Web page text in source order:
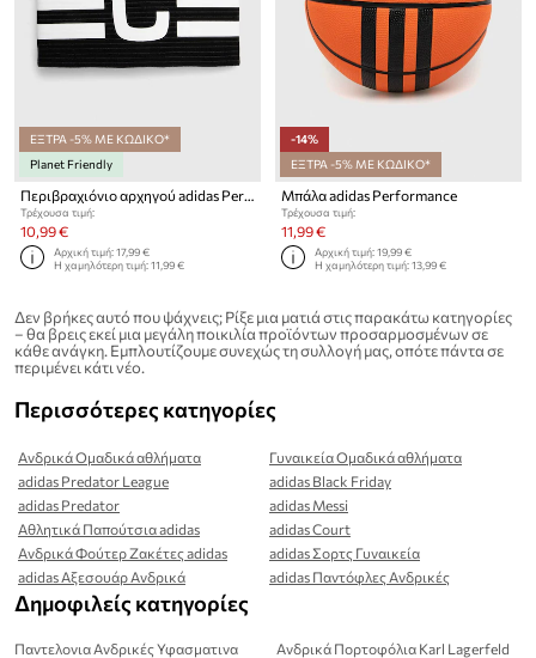
ΕΞΤΡΑ -5% ΜΕ ΚΩΔΙΚΟ*
Planet Friendly
Τρέχουσα τιμή:
10,99 €
Αρχική τιμή:17,99 €
Η χαμηλότερη τιμή:11,99 €
-14%
ΕΞΤΡΑ -5% ΜΕ ΚΩΔΙΚΟ*
Μπάλα adidas Performance
Τρέχουσα τιμή:
11,99 €
Αρχική τιμή:19,99 €
Η χαμηλότερη τιμή:13,99 €
Δεν βρήκες αυτό που ψάχνεις; Ρίξε μια ματιά στις παρακάτω κατηγορίες
– θα βρεις εκεί μια μεγάλη ποικιλία προϊόντων προσαρμοσμένων σε
κάθε ανάγκη. Εμπλουτίζουμε συνεχώς τη συλλογή μας, οπότε πάντα σε
περιμένει κάτι νέο.
Περισσότερες κατηγορίες
Ανδρικά Ομαδικά αθλήματα
Γυναικεία Ομαδικά αθλήματα
adidas Predator League
adidas Black Friday
adidas Predator
adidas Messi
Αθλητικά Παπούτσια adidas
adidas Court
Ανδρικά Φούτερ Ζακέτες adidas
adidas Σορτς Γυναικεία
adidas Αξεσουάρ Ανδρικά
adidas Παντόφλες Ανδρικές
Δημοφιλείς κατηγορίες
Παντελονια Ανδρικές Υφασματινα
Ανδρικά Πορτοφόλια Karl Lagerfeld